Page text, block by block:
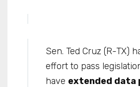
Sen. Ted Cruz (R-TX)
effort to pass
have extended data